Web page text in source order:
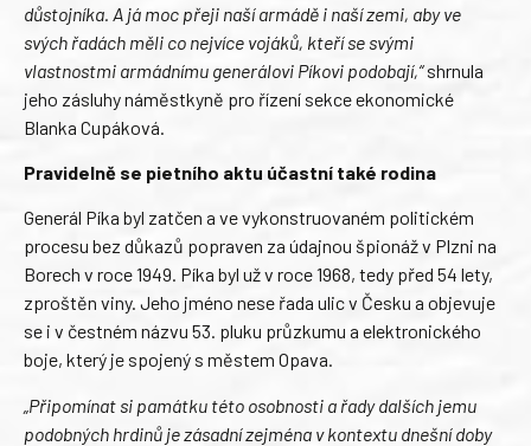
důstojníka. A já moc přeji naší armádě i naší zemi, aby ve
svých řadách měli co nejvíce vojáků, kteří se svými
vlastnostmi armádnímu generálovi Píkovi podobají,“shrnula
jeho zásluhy náměstkyně pro řízení sekce ekonomické
Blanka Cupáková.
Pravidelně se pietního aktu účastní také rodina
Generál Píka byl zatčen a ve vykonstruovaném politickém
procesu bez důkazů popraven za údajnou špionáž v Plzni na
Borech v roce 1949. Píka byl už v roce 1968, tedy před 54 lety,
zproštěn viny. Jeho jméno nese řada ulic v Česku a objevuje
se i v čestném názvu 53. pluku průzkumu a elektronického
boje, který je spojený s městem Opava.
„Připomínat si památku této osobnosti a řady dalších jemu
podobných hrdinů je zásadní zejména v kontextu dnešní doby